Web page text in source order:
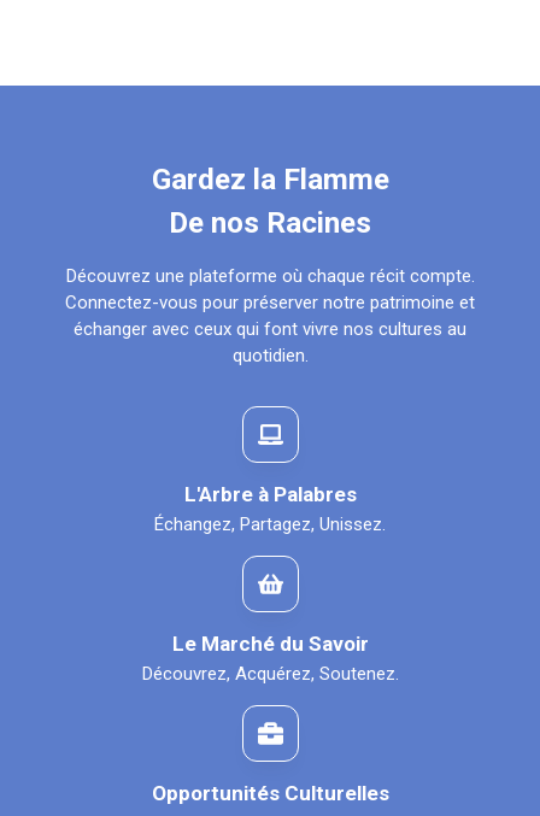
Gardez la Flamme
De nos Racines
Découvrez une plateforme où chaque récit compte.
Connectez-vous pour préserver notre patrimoine et
échanger avec ceux qui font vivre nos cultures au
quotidien.
L'Arbre à Palabres
Échangez, Partagez, Unissez.
Le Marché du Savoir
Découvrez, Acquérez, Soutenez.
Opportunités Culturelles